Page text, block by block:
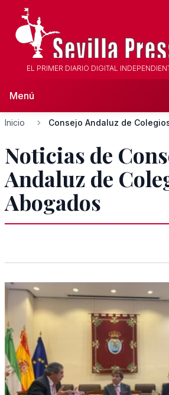
EL PRIMER DIARIO DIGITAL
Menú
Inicio Consejo Andaluz de
Noticias de
Andaluz de
Abogados